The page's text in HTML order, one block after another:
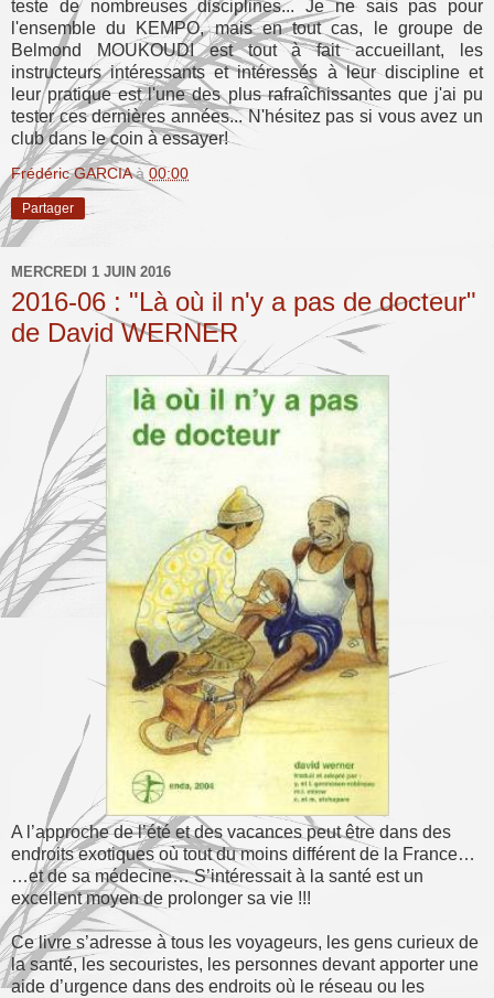
teste de nombreuses disciplines... Je ne sais pas pour
l'ensemble du KEMPO, mais en tout cas, le groupe de
Belmond MOUKOUDI est tout à fait accueillant, les
instructeurs intéressants et intéressés à leur discipline et
leur pratique est l'une des plus rafraîchissantes que j'ai pu
tester ces dernières années... N'hésitez pas si vous avez un
club dans le coin à essayer!
Frédéric GARCIA à 00:00
Partager
MERCREDI 1 JUIN 2016
2016-06 : "Là où il n'y a pas de docteur"
de David WERNER
A l’approche de l’été et des vacances peut être dans des
endroits exotiques où tout du moins différent de la France…
…et de sa médecine… S’intéressait à la santé est un
excellent moyen de prolonger sa vie !!!
Ce livre s’adresse à tous les voyageurs, les gens curieux de
la santé, les secouristes, les personnes devant apporter une
aide d’urgence dans des endroits où le réseau ou les